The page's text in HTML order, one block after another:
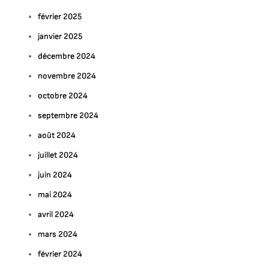
février 2025
janvier 2025
décembre 2024
novembre 2024
octobre 2024
septembre 2024
août 2024
juillet 2024
juin 2024
mai 2024
avril 2024
mars 2024
février 2024